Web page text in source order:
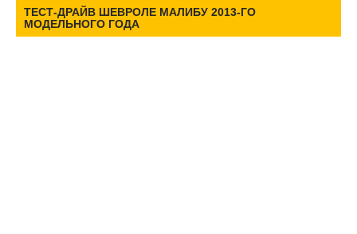
ТЕСТ-ДРАЙВ ШЕВРОЛЕ МАЛИБУ 2013-ГО
МОДЕЛЬНОГО ГОДА